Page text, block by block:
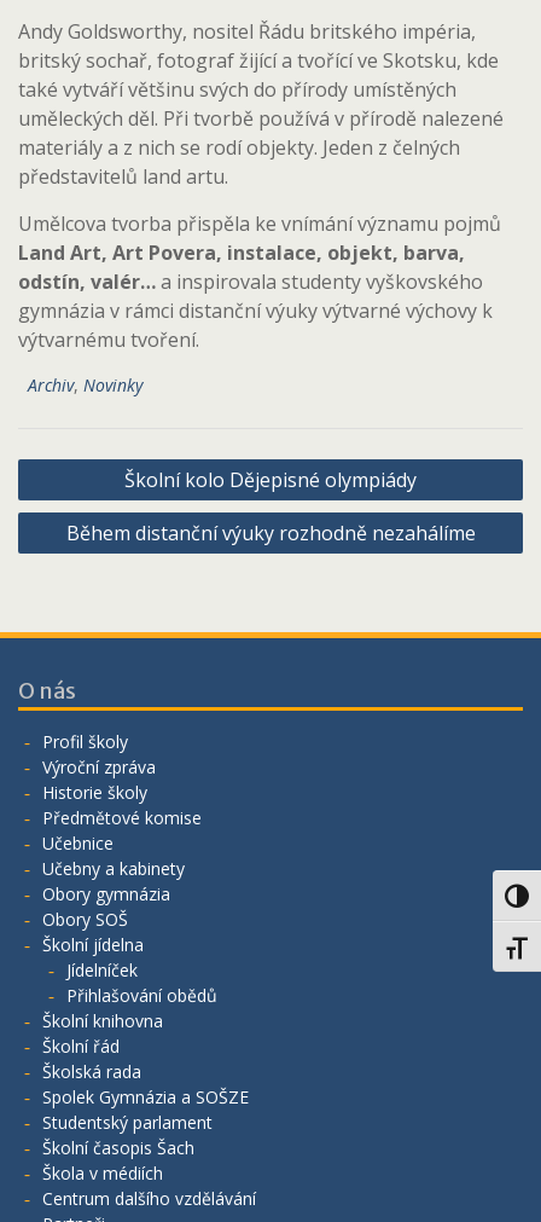
Andy Goldsworthy, nositel Řádu britského impéria,
britský sochař, fotograf žijící a tvořící ve Skotsku, kde
také vytváří většinu svých do přírody umístěných
uměleckých děl. Při tvorbě používá v přírodě nalezené
materiály a z nich se rodí objekty. Jeden z čelných
představitelů land artu.
Umělcova tvorba přispěla ke vnímání významu pojmů
Land Art, Art Povera, instalace, objekt, barva,
odstín, valér…a inspirovala studenty vyškovského
gymnázia v rámci distanční výuky výtvarné výchovy k
výtvarnému tvoření.
Archiv, Novinky
Navigace
pro
příspěvek
Školní kolo Dějepisné olympiády
Během distanční výuky rozhodně nezahálíme
O nás
Profil školy
Výroční zpráva
Historie školy
Předmětové komise
Učebnice
Učebny a kabinety
Obory gymnázia
Obory SOŠ
Školní jídelna
Jídelníček
Přihlašování obědů
Školní knihovna
Školní řád
Školská rada
Spolek Gymnázia a SOŠZE
Studentský parlament
Školní časopis Šach
Škola v médiích
Centrum dalšího vzdělávání